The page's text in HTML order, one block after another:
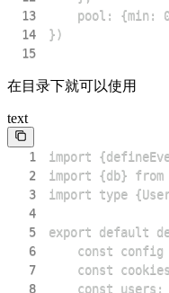
13
14
15
在目录下就可以使用
text
1
2
3
4
5
6
7
8